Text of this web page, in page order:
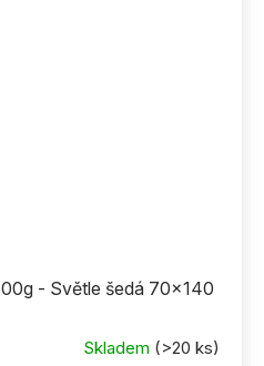
- Světle šedá 70x140
Skladem (>20 ks)